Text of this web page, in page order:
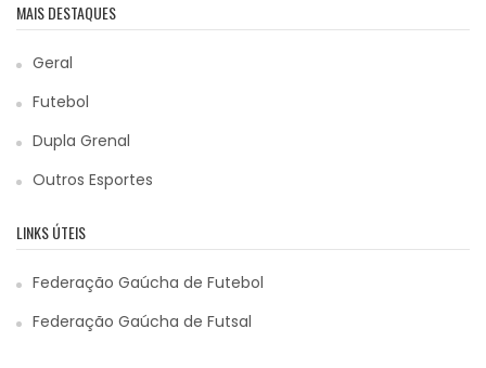
MAIS DESTAQUES
Geral
Futebol
Dupla Grenal
Outros Esportes
LINKS ÚTEIS
Federação Gaúcha de Futebol
Federação Gaúcha de Futsal